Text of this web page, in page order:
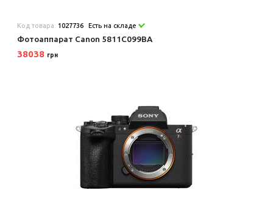
Код товара: 1027736 Есть на складе
Фотоаппарат Canon 5811C099BA
38038 грн